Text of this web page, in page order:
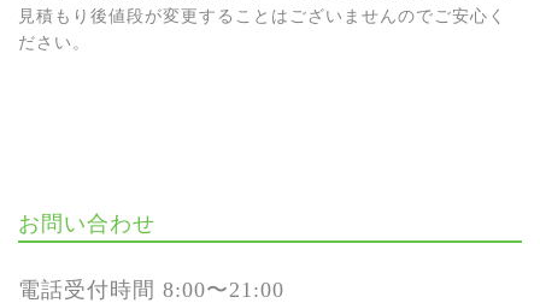
見積もり後値段が変更することはございませんのでご安心く
ださい。
お問い合わせ
電話受付時間 8:00〜21:00